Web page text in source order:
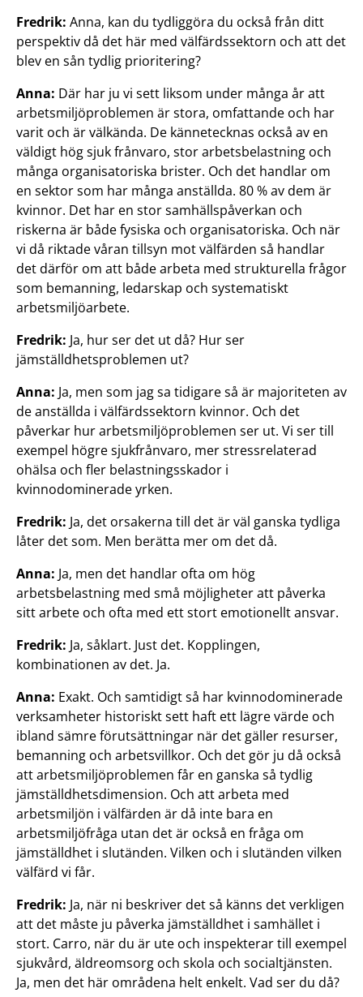
Fredrik: Anna, kan du tydliggöra du också från ditt
perspektiv då det här med välfärdssektorn och att det
blev en sån tydlig prioritering?
Anna: Där har ju vi sett liksom under många år att
arbetsmiljöproblemen är stora, omfattande och har
varit och är välkända. De kännetecknas också av en
väldigt hög sjuk frånvaro, stor arbetsbelastning och
många organisatoriska brister. Och det handlar om
en sektor som har många anställda. 80 % av dem är
kvinnor. Det har en stor samhällspåverkan och
riskerna är både fysiska och organisatoriska. Och när
vi då riktade våran tillsyn mot välfärden så handlar
det därför om att både arbeta med strukturella frågor
som bemanning, ledarskap och systematiskt
arbetsmiljöarbete.
Fredrik: Ja, hur ser det ut då? Hur ser
jämställdhetsproblemen ut?
Anna: Ja, men som jag sa tidigare så är majoriteten av
de anställda i välfärdssektorn kvinnor. Och det
påverkar hur arbetsmiljöproblemen ser ut. Vi ser till
exempel högre sjukfrånvaro, mer stressrelaterad
ohälsa och fler belastningsskador i
kvinnodominerade yrken.
Fredrik: Ja, det orsakerna till det är väl ganska tydliga
låter det som. Men berätta mer om det då.
Anna: Ja, men det handlar ofta om hög
arbetsbelastning med små möjligheter att påverka
sitt arbete och ofta med ett stort emotionellt ansvar.
Fredrik: Ja, såklart. Just det. Kopplingen,
kombinationen av det. Ja.
Anna: Exakt. Och samtidigt så har kvinnodominerade
verksamheter historiskt sett haft ett lägre värde och
ibland sämre förutsättningar när det gäller resurser,
bemanning och arbetsvillkor. Och det gör ju då också
att arbetsmiljöproblemen får en ganska så tydlig
jämställdhetsdimension. Och att arbeta med
arbetsmiljön i välfärden är då inte bara en
arbetsmiljöfråga utan det är också en fråga om
jämställdhet i slutänden. Vilken och i slutänden vilken
välfärd vi får.
Fredrik: Ja, när ni beskriver det så känns det verkligen
att det måste ju påverka jämställdhet i samhället i
stort. Carro, när du är ute och inspekterar till exempel
sjukvård, äldreomsorg och skola och socialtjänsten.
Ja, men det här områdena helt enkelt. Vad ser du då?